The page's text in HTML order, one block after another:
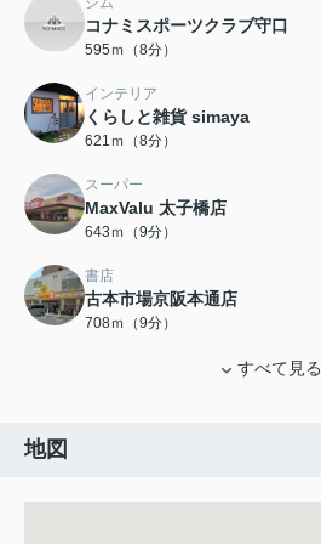
コナミスポーツクラブ守口
595ｍ（8分）
インテリア
くらしと雑貨 simaya
621ｍ（8分）
スーパー
MaxValu 太子橋店
643ｍ（9分）
書店
古本市場京阪本通店
708ｍ（9分）
すべて見る
地図